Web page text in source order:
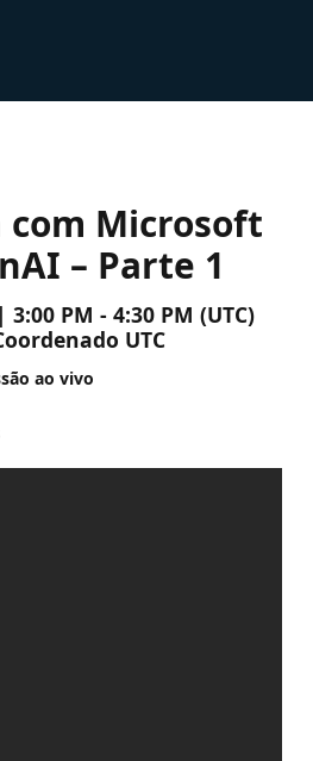
com Microsoft
– Parte 1
PM - 4:30 PM (UTC)
UTC
ao vivo